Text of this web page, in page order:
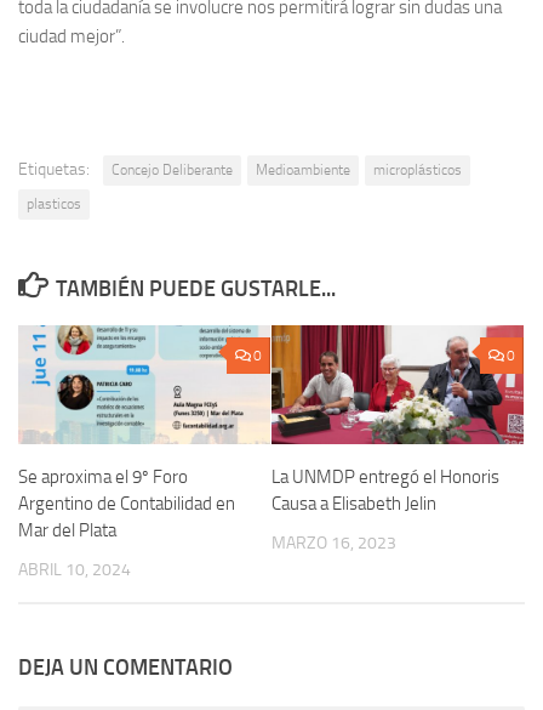
toda la ciudadanía se involucre nos permitirá lograr sin dudas una
ciudad mejor”.
Etiquetas: Concejo Deliberante Medioambiente
microplásticos
plasticos
TAMBIÉN PUEDE GUSTARLE...
0
Se aproxima el 9º Foro
Argentino de Contabilidad en
Mar del Plata
ABRIL 10, 2024
0
La UNMDP entregó el Honoris
Causa a Elisabeth Jelin
MARZO 16, 2023
DEJA UN COMENTARIO